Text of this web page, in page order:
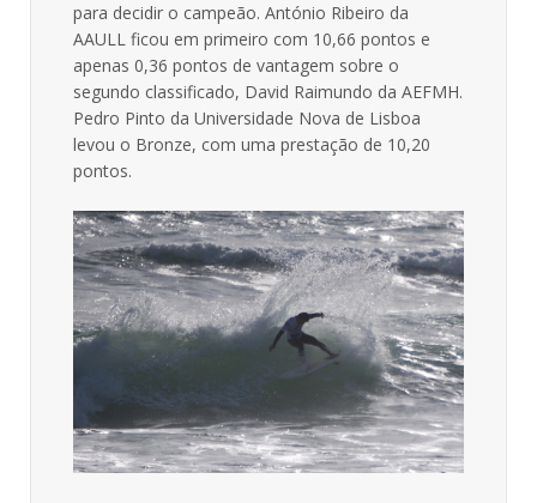
para decidir o campeão. António Ribeiro da
AAULL ficou em primeiro com 10,66 pontos e
apenas 0,36 pontos de vantagem sobre o
segundo classificado, David Raimundo da AEFMH.
Pedro Pinto da Universidade Nova de Lisboa
levou o Bronze, com uma prestação de 10,20
pontos.